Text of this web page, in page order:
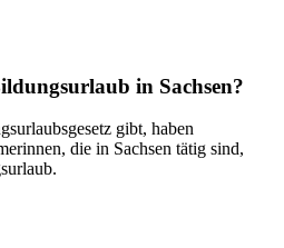
in Sachsen?
gibt, haben
die in Sachsen tätig sind,